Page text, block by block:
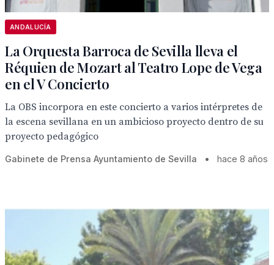
ANDALUCÍA
La Orquesta Barroca de Sevilla lleva el
Réquien de Mozart al Teatro Lope de Vega
en el V Concierto
La OBS incorpora en este concierto a varios intérpretes de
la escena sevillana en un ambicioso proyecto dentro de su
proyecto pedagógico
Gabinete de Prensa Ayuntamiento de Sevilla • hace 8 años